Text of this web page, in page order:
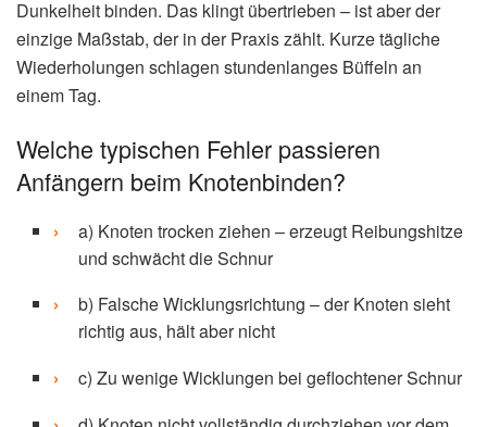
Dunkelheit binden. Das klingt übertrieben – ist aber der
einzige Maßstab, der in der Praxis zählt. Kurze tägliche
Wiederholungen schlagen stundenlanges Büffeln an
einem Tag.
Welche typischen Fehler passieren
Anfängern beim Knotenbinden?
a) Knoten trocken ziehen – erzeugt Reibungshitze
und schwächt die Schnur
b) Falsche Wicklungsrichtung – der Knoten sieht
richtig aus, hält aber nicht
c) Zu wenige Wicklungen bei geflochtener Schnur